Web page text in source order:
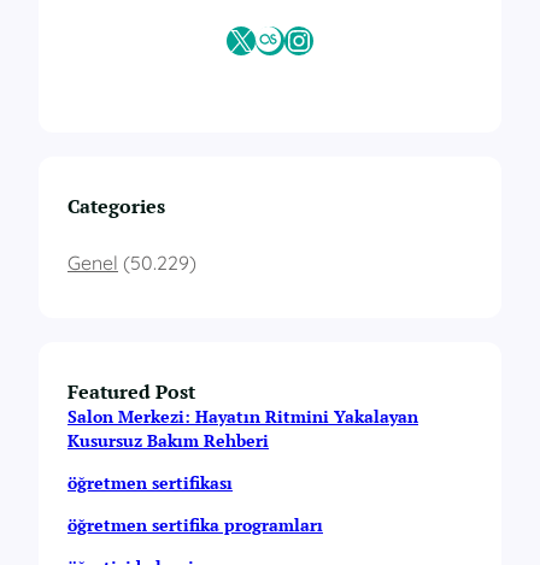
X Last.fmInstagram
Categories
Genel (50.229)
Featured Post
Salon Merkezi: Hayatın Ritmini Yakalayan
Kusursuz Bakım Rehberi
öğretmen sertifikası
öğretmen sertifika programları